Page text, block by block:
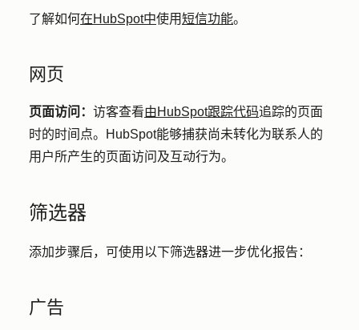
了解如何在HubSpot中使用短信功能。
网页
页面访问： 访客查看由HubSpot跟踪代码追踪的页面
时的时间点。HubSpot能够捕获尚未转化为联系人的
用户所产生的页面访问及互动行为。
筛选器
添加步骤后，可使用以下筛选器进一步优化报告：
广告